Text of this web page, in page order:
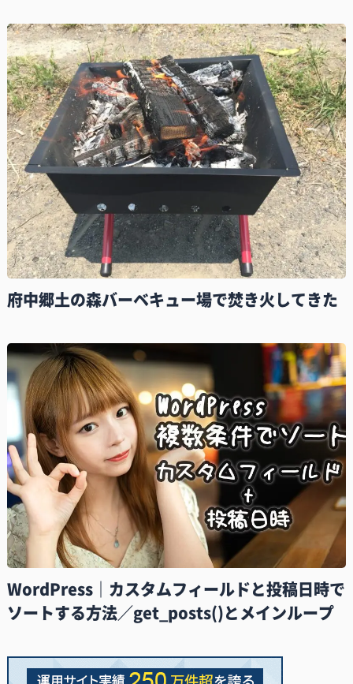
府中郷土の森バーベキュー場で焚き火してきた
WordPress｜カスタムフィールドと投稿日時で
ソートする方法／get_posts()とメインループ